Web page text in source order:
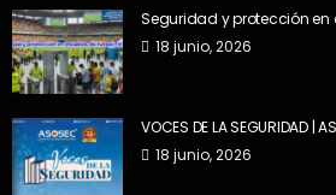
Seguridad y protección en
18 junio, 2026
VOCES DE LA SEGURIDAD |
18 junio, 2026